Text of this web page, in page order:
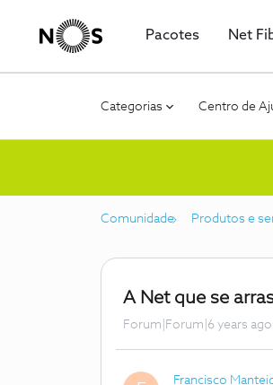
Pacotes Net
Categorias Centro de
Comunidade Produtos e
A Net que se
Forum|Forum|6 years ago
Francisco